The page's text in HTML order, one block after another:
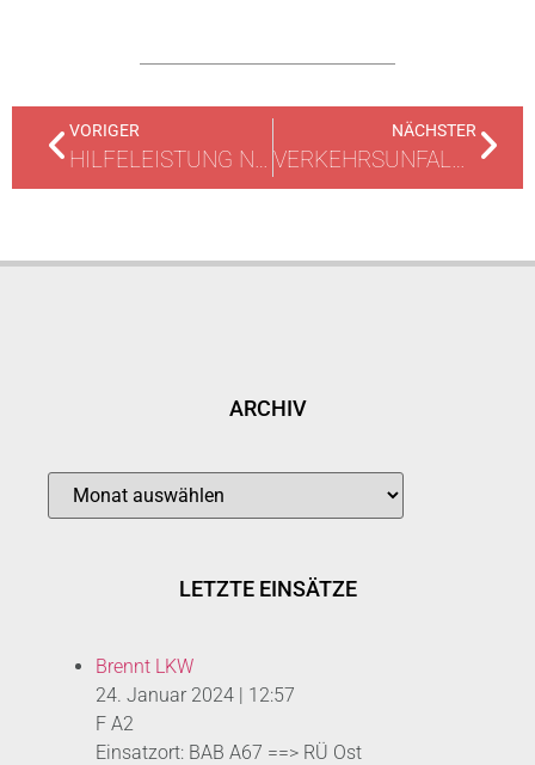
VORIGER
HILFELEISTUNG NACH VERKEHRSUNFALL
NÄCHSTER
VERKEHRSUNFALL // PERSON EINGEKLEMMT
ARCHIV
LETZTE EINSÄTZE
Brennt LKW
24. Januar 2024 | 12:57
F A2
Einsatzort: BAB A67 ==> RÜ Ost